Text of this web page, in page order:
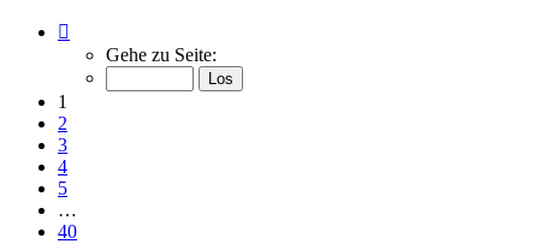
von
Gehe zu Seite:
1
2
3
4
5
…
40